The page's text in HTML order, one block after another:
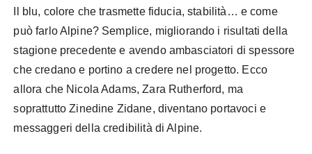
Il blu, colore che trasmette fiducia, stabilità… e come
può farlo Alpine? Semplice, migliorando i risultati della
stagione precedente e avendo ambasciatori di spessore
che credano e portino a credere nel progetto. Ecco
allora che Nicola Adams, Zara Rutherford, ma
soprattutto Zinedine Zidane, diventano portavoci e
messaggeri della credibilità di Alpine.